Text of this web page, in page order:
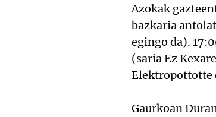
Azokak
bazkaria
egingo da).
(saria Ez
Elektropottotte
Gaurkoan